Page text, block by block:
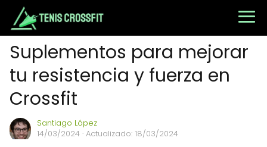
Suplementos para mejorar
tu resistencia y fuerza en
Crossfit
Santiago López
14/03/2024 · Actualizado: 18/03/2024